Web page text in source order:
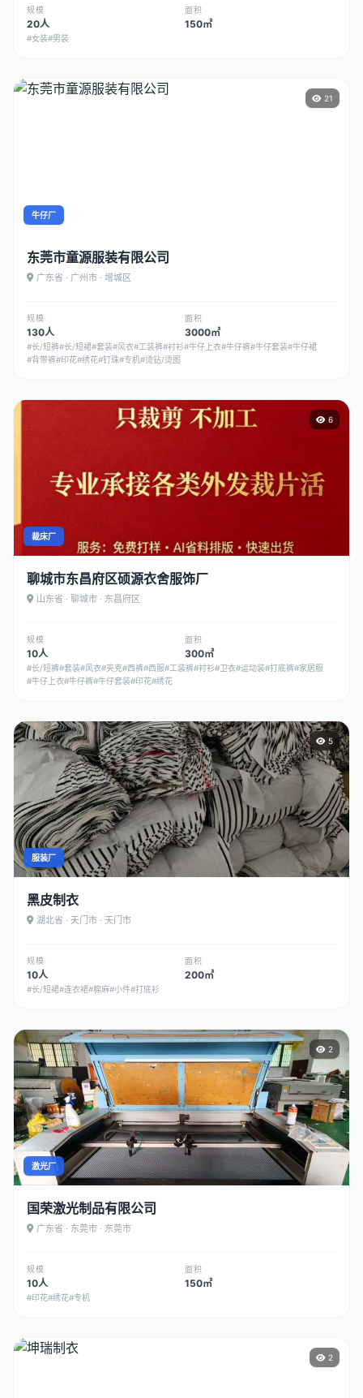
规模
20人
面积
150㎡
#女装#男装
21
牛仔厂
东莞市童源服装有限公司
广东省 · 广州市 · 增城区
规模
130人
面积
3000㎡
#长/短裤#长/短裙#套装#风衣#工装裤#衬衫#牛仔上衣#牛仔裤#牛仔套装#牛仔裙
#背带裤#印花#绣花#钉珠#专机#烫钻/烫图
6
裁床厂
聊城市东昌府区硕源衣舍服饰厂
山东省 · 聊城市 · 东昌府区
规模
10人
面积
300㎡
#长/短裤#套装#风衣#夹克#西裤#西服#工装裤#衬衫#卫衣#运动装#打底裤#家居服
#牛仔上衣#牛仔裤#牛仔套装#印花#绣花
5
服装厂
黑皮制衣
湖北省 · 天门市 · 天门市
规模
10人
面积
200㎡
#长/短裙#连衣裙#棉麻#小件#打底衫
2
激光厂
国荣激光制品有限公司
广东省 · 东莞市 · 东莞市
规模
10人
面积
150㎡
#印花#绣花#专机
2